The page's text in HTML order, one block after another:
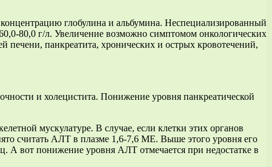
глобулина и альбумина. Неспециализированный
80,0 г/л. Увеличение возможно симптомом онкологических
панкреатита, хронических и острых кровотечений,
и холецистита. Понижение уровня панкреатической
мускулатуре. В случае, если клетки этих органов
считать АЛТ в плазме 1,6-7,6 МЕ. Выше этого уровня его
А вот понижение уровня АЛТ отмечается при недостатке в